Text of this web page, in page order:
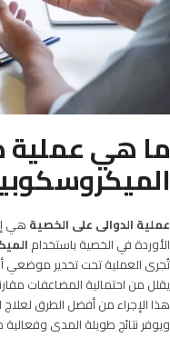
ما هي عملية
عملية الدوالى على الخصية هي
الأوردة في الخصية باستخدام
تُجرى العملية تحت تخدير موضعي
يقلل من احتمالية المضاعفات
هذا الإجراء من أفضل الطرق
ويوفر نتائج طويلة المدى وفعالية